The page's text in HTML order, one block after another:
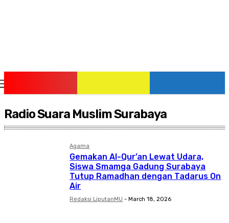
Radio Suara Muslim Surabaya
Agama
Gemakan Al-Qur’an Lewat Udara,
Siswa Smamga Gadung Surabaya
Tutup Ramadhan dengan Tadarus On
Air
Redaksi LiputanMU - March 18, 2026